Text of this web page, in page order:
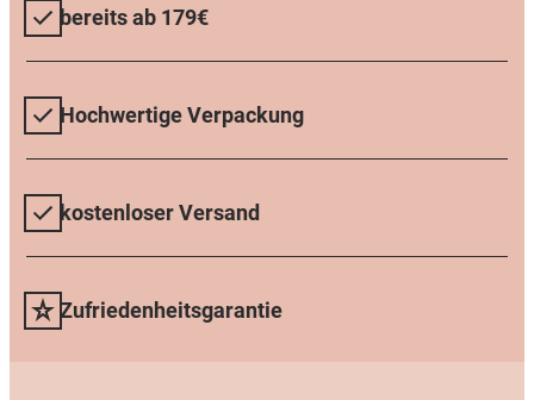
bereits ab 179€
Hochwertige Verpackung
kostenloser Versand
Zufriedenheitsgarantie